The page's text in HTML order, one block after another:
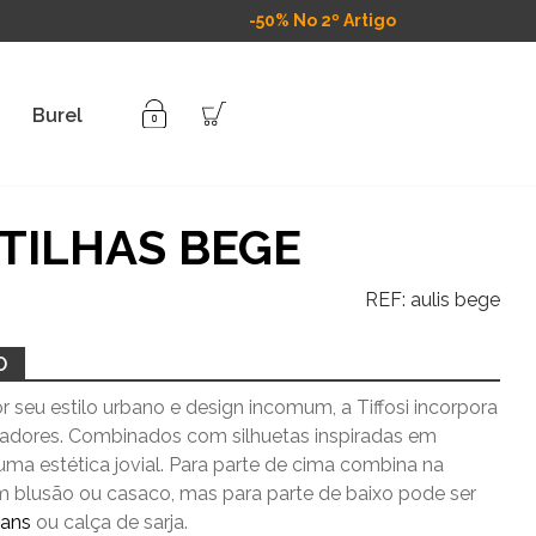
-50% No 2º Artigo
Burel
BEGE
REF: aulis bege
seu estilo urbano e design incomum, a Tiffosi incorpora
Combinados com silhuetas inspiradas em
estética jovial. Para parte de cima combina na
blusão ou casaco, mas para parte de baixo pode ser
ou calça de sarja.